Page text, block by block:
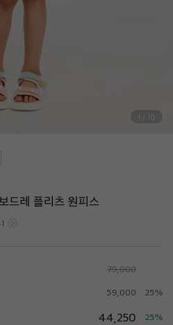
1 10
드레 플리츠 원피스
79,000
59,000 25%
44,250 25%